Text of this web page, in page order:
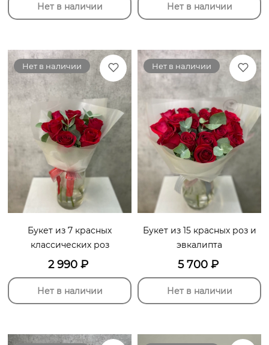
Нет в наличии Нет в наличии
Нет в наличии
Букет из 7 красных
классических роз
2 990 ₽
Нет в наличии
Нет в наличии
Букет из 15 красных роз и
эвкалипта
5 700₽
Нет в наличии